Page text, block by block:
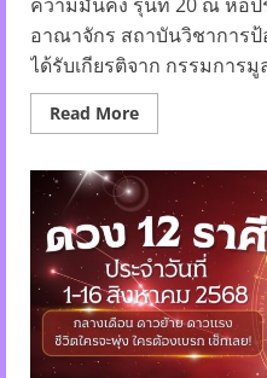
อาณาจักร​ สถาบัน​วิชาการ​
ได้รับ​เกียรติ​จาก​ กรรมการ​มู
Read MoreRead
more
อบรม
“ผู้นำ
พอ
เพียง
เพื่อ
ความ
มั่นคง”
รุ่น
20
พร้อม
วิทยากร
ชั้น